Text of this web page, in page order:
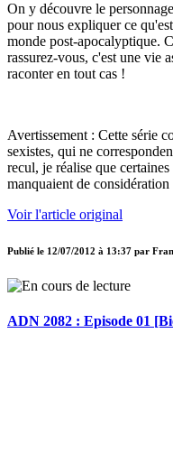
On y découvre le
pour nous expliquer ce
monde post-apocalyptique.
rassurez-vous, c'est une vie
raconter en tout cas !
Avertissement : Cette série
sexistes, qui ne
recul, je réalise que
manquaient de
Voir l'article original
Publié le 12/07/2012 à 13:37 par
ADN 2082 : Episode 01